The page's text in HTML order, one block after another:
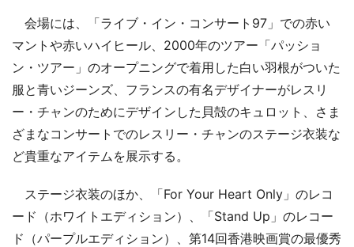
会場には、「ライブ・イン・コンサート97」での赤い
マントや赤いハイヒール、2000年のツアー「パッショ
ン・ツアー」のオープニングで着用した白い羽根がついた
服と青いジーンズ、フランスの有名デザイナーがレスリ
ー・チャンのためにデザインした貝殻のキュロット、さま
ざまなコンサートでのレスリー・チャンのステージ衣装な
ど貴重なアイテムを展示する。
ステージ衣装のほか、「For Your Heart Only」のレコ
ード（ホワイトエディション）、「Stand Up」のレコー
ド（パープルエディション）、第14回香港映画賞の最優秀